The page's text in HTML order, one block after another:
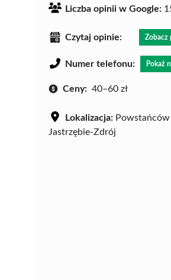
Liczba opinii w Google:
Czytaj opinie: Zobacz
Numer telefonu: Pokaż
Ceny: 40–60 zł
Lokalizacja:
Jastrzębie-Zdrój